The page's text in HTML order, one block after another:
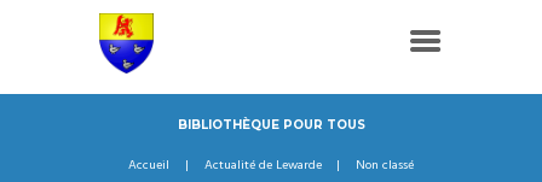
BIBLIOTHÈQUE POUR TOUS
Accueil Actualité de Lewarde Non classé